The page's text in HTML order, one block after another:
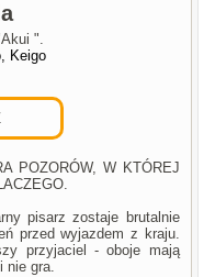
".
Keigo
POZORÓW, W KTÓREJ
pisarz zostaje brutalnie
przed wyjazdem z kraju.
przyjaciel - oboje mają
nie gra.